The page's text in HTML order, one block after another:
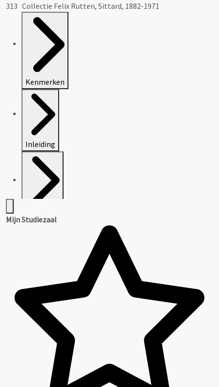
313 Collectie Felix Rutten, Sittard, 1882-1971
Kenmerken
Inleiding
Mijn Studiezaal